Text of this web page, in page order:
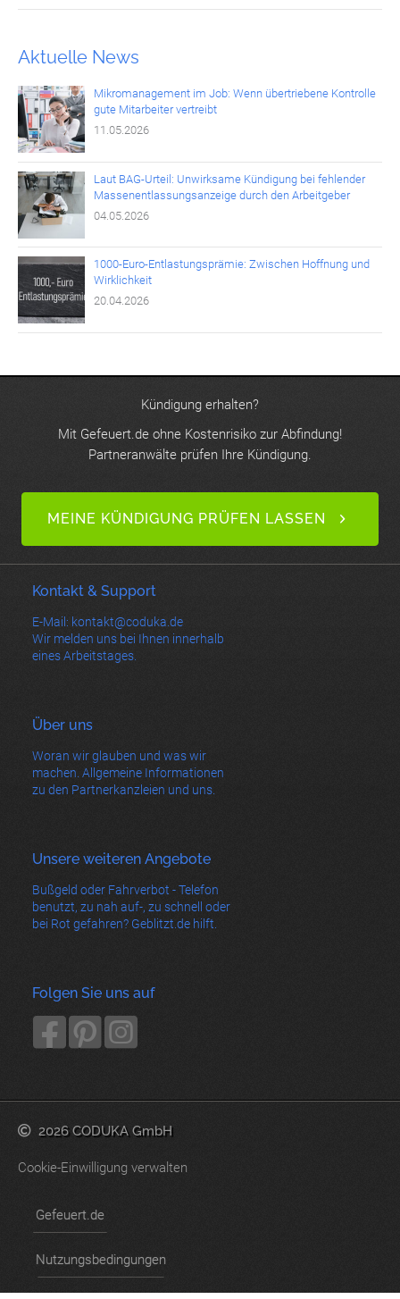
Aktuelle News
Mikromanagement im Job: Wenn übertriebene Kontrolle
gute Mitarbeiter vertreibt
11.05.2026
Laut BAG-Urteil: Unwirksame Kündigung bei fehlender
Massenentlassungsanzeige durch den Arbeitgeber
04.05.2026
1000-Euro-Entlastungsprämie: Zwischen Hoffnung und
Wirklichkeit
20.04.2026
Kündigung erhalten?
Mit Gefeuert.de ohne Kostenrisiko zur Abfindung!
Partneranwälte prüfen Ihre Kündigung.
MEINE KÜNDIGUNG PRÜFEN LASSEN
Kontakt & Support
E-Mail: kontakt@coduka.de
Wir melden uns bei Ihnen innerhalb
eines Arbeitstages.
Über uns
Woran wir glauben und was wir
machen. Allgemeine Informationen
zu den Partnerkanzleien und uns.
Unsere weiteren Angebote
Bußgeld oder Fahrverbot - Telefon
benutzt, zu nah auf-, zu schnell oder
bei Rot gefahren? Geblitzt.de hilft.
Folgen Sie uns auf
2026 CODUKA GmbH
Cookie-Einwilligung verwalten
Gefeuert.de
Nutzungsbedingungen